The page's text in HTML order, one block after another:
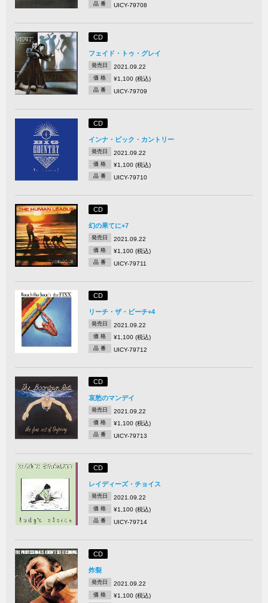
品 番 UICY-79708
CD
フェイド・トゥ・グレイ
発売日 2021.09.22
価 格 ¥1,100 (税込)
品 番 UICY-79709
CD
インナ・ビック・カントリー
発売日 2021.09.22
価 格 ¥1,100 (税込)
品 番 UICY-79710
CD
幻の果てに+7
発売日 2021.09.22
価 格 ¥1,100 (税込)
品 番 UICY-79711
CD
リーチ・ザ・ビーチ+4
発売日 2021.09.22
価 格 ¥1,100 (税込)
品 番 UICY-79712
CD
哀愁のマンデイ
発売日 2021.09.22
価 格 ¥1,100 (税込)
品 番 UICY-79713
CD
レイディーズ・チョイス
発売日 2021.09.22
価 格 ¥1,100 (税込)
品 番 UICY-79714
CD
炸裂
発売日 2021.09.22
価 格 ¥1,100 (税込)